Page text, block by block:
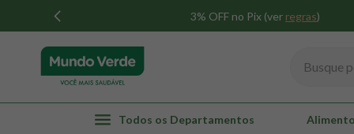
3% OFF no Pix (ver regras)
Todos os Departamentos
TERMOS MAIS BUSCADOS
1º whey